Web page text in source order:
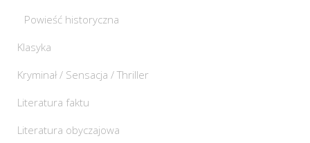
Powieść historyczna
Klasyka
Kryminał / Sensacja / Thriller
Literatura faktu
Literatura obyczajowa